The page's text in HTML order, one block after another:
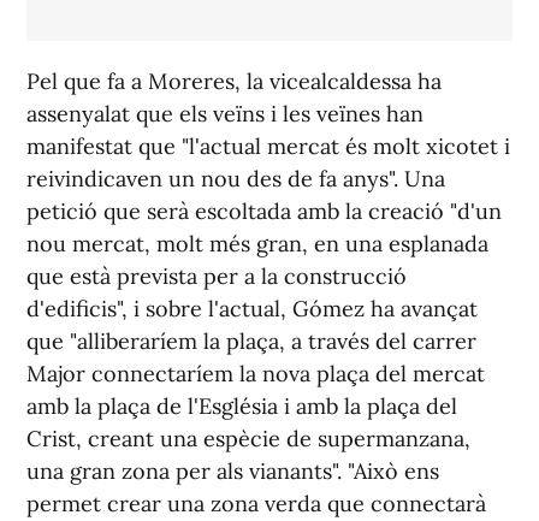
Pel que fa a Moreres, la vicealcaldessa ha
assenyalat que els veïns i les veïnes han
manifestat que "l'actual mercat és molt xicotet i
reivindicaven un nou des de fa anys". Una
petició que serà escoltada amb la creació "d'un
nou mercat, molt més gran, en una esplanada
que està prevista per a la construcció
d'edificis", i sobre l'actual, Gómez ha avançat
que "alliberaríem la plaça, a través del carrer
Major connectaríem la nova plaça del mercat
amb la plaça de l'Església i amb la plaça del
Crist, creant una espècie de supermanzana,
una gran zona per als vianants". "Això ens
permet crear una zona verda que connectarà